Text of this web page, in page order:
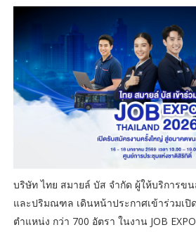
บริษัท ไทย สมายล์ บัส จำกัด ผู้ให้บริการข
และปริมณฑล เดินหน้าประกาศเข้าร่วมเปิ
ตำแหน่ง กว่า 700 อัตรา ในงาน JOB